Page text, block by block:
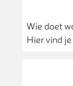
Wie doet
Hier vind